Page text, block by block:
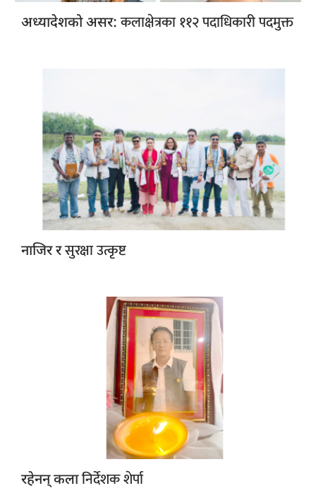
अध्यादेशको असर:कलाक्षेत्रका ११२ पदाधिकारी पदमुक्त
नाजिर रसुरक्षा उत्कृष्ट
रहेनन् कलानिर्देशक शेर्पा